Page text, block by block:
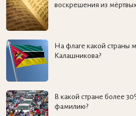
воскрешения из
На флаге какой страны
Калашникова?
В какой стране более
фамилию?